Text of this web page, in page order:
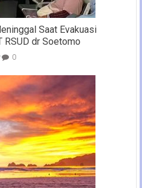
Saat Evakuasi
RSUD dr Soetomo
0